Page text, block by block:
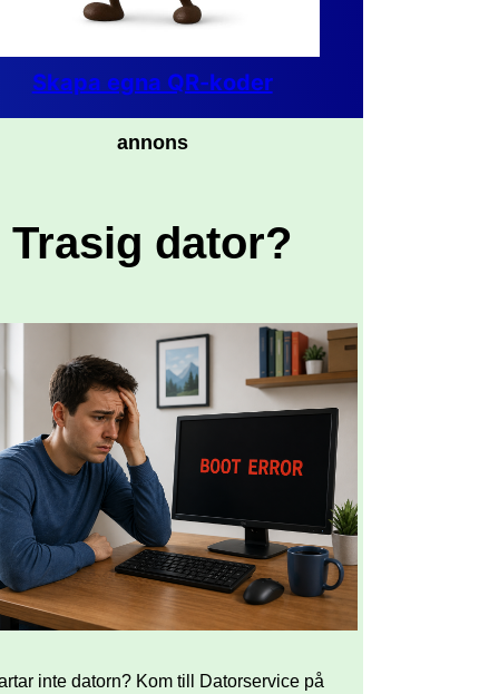
Skapa egna QR-koder
annons
Trasig dator?
inte datorn? Kom till Datorservice på